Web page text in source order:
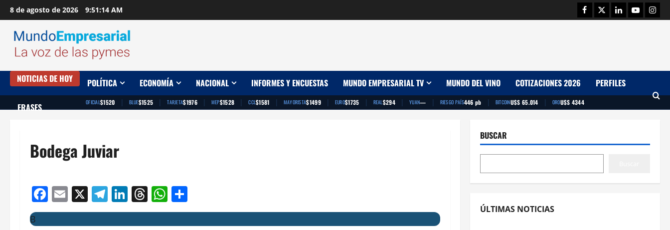
Saltar
al
contenido
8 de agosto de 2026 9:51:15 AM Facebook
TwitterLinkedinYoutube
NOTICIAS DE HOY POLÍTICA ECONOMÍA NACIONAL INFORMES Y ENCUESTAS MUNDO EMPRESARIAL TV MUNDO DEL VINO COTIZACIONES 2026 PERFILES
FRASES OFICIAL$1520 | BLUE$1525 | TARJETA$1976 | MEP$1528 | CCL$1581 | MAYORISTA$1499 | EURO$1735 | REAL$294 | YUAN— | RIESGO PAÍS446 pb | BITCOINU$S 65.014 | OROU$S 4344
Bodega Juviar
Facebook
Email
X Telegram
LinkedIn
Threads
WhatsApp
B
BUSCAR
ÚLTIMAS NOTICIAS